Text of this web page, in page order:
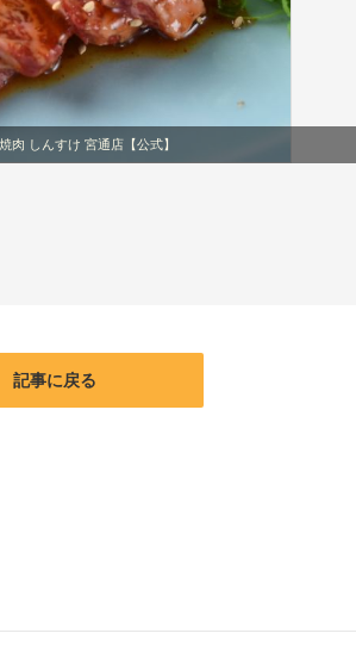
肉 しんすけ 宮通店【公式】
記事に戻る